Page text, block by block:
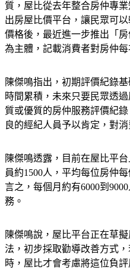
質，屋比從去年整合房仲專
出房屋比價平台，讓民眾可
價格後，最近進一步推出「
為主體，記載消費者對房仲
陳傑鳴指出，初期評價紀錄
時間累積，未來只要民眾透
質或優質的房仲服務評價紀
良的經紀人員予以肯定，對
陳傑鳴透露，目前在屋比平
員約1500人，平均每位房仲
言之，每個月約有6000到
務。
陳傑鳴說，屋比平台正在草
法，初步採取勸導改善方式
時，屋比才會考慮將這位負